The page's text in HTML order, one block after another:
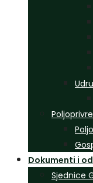
Dokumenti i
Sjednice